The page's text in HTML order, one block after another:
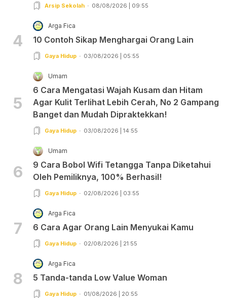
Arsip Sekolah 08/08/2026 | 09:55
4
Arga Fica
10 Contoh Sikap Menghargai Orang Lain
Gaya Hidup 03/08/2026 | 05:55
5
Umam
6 Cara Mengatasi Wajah Kusam dan Hitam
Agar Kulit Terlihat Lebih Cerah, No 2 Gampang
Banget dan Mudah Dipraktekkan!
Gaya Hidup 03/08/2026 | 14:55
6
Umam
9 Cara Bobol Wifi Tetangga Tanpa Diketahui
Oleh Pemiliknya, 100% Berhasil!
Gaya Hidup 02/08/2026 | 03:55
7
Arga Fica
6 Cara Agar Orang Lain Menyukai Kamu
Gaya Hidup 02/08/2026 | 21:55
8
Arga Fica
5 Tanda-tanda Low Value Woman
Gaya Hidup 01/08/2026 | 20:55